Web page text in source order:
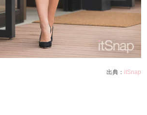
出典： itSnap